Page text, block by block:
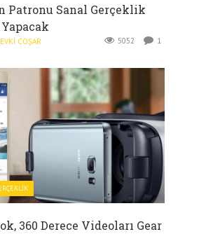
Patronu Sanal Gerçeklik
COŞAR 5052 1
360 Derece Videoları Gear